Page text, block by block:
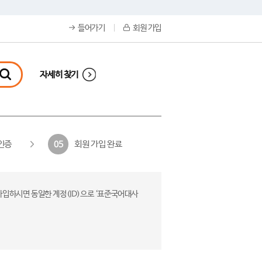
들어가기 회원 가입
자세히 찾기
증 05 회원 가입 완료
하시면 동일한 계정(ID)으로 ‘표준국어대사